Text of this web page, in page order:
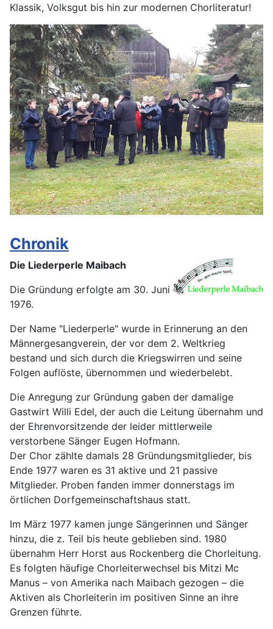
Klassik, Volksgut bis hin zur modernen Chorliteratur!
Chronik
Die Liederperle Maibach
Die Gründung erfolgte am 30. Juni
1976.
Der Name "Liederperle" wurde in Erinnerung an den
Männergesangverein, der vor dem 2. Weltkrieg
bestand und sich durch die Kriegswirren und seine
Folgen auflöste, übernommen und wiederbelebt.
Die Anregung zur Gründung gaben der damalige
Gastwirt Willi Edel, der auch die Leitung übernahm und
der Ehrenvorsitzende der leider mittlerweile
verstorbene Sänger Eugen Hofmann.
Der Chor zählte damals 28 Gründungsmitglieder, bis
Ende 1977 waren es 31 aktive und 21 passive
Mitglieder. Proben fanden immer donnerstags im
örtlichen Dorfgemeinschaftshaus statt.
Im März 1977 kamen junge Sängerinnen und Sänger
hinzu, die z. Teil bis heute geblieben sind. 1980
übernahm Herr Horst aus Rockenberg die Chorleitung.
Es folgten häufige Chorleiterwechsel bis Mitzi Mc
Manus – von Amerika nach Maibach gezogen – die
Aktiven als Chorleiterin im positiven Sinne an ihre
Grenzen führte.